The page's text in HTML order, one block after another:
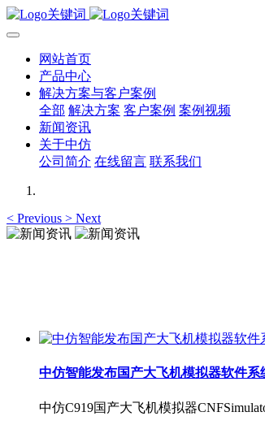
网站首页
产品中心
解决方案与客户案例
全部 解决方案 客户案例 案例视频
新闻资讯
关于中仿
公司简介 在线留言 联系我们
< Previous > Next
中仿智能发布国产大飞机模拟器软件系
中仿C919国产大飞机模拟器